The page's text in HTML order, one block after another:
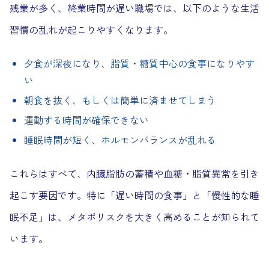
残業が多く、終業時間が遅い職場では、以下のような生活
習慣の乱れが起こりやすくなります。
夕食が深夜になり、脂質・糖質中心の食事になりやす
い
朝食を抜く、もしくは簡単に済ませてしまう
運動する時間が確保できない
睡眠時間が短く、ホルモンバランスが乱れる
これらはすべて、内臓脂肪の蓄積や血糖・脂質異常を引き
起こす要因です。特に「遅い時間の食事」と「慢性的な睡
眠不足」は、メタボリスクを大きく高めることが知られて
います。